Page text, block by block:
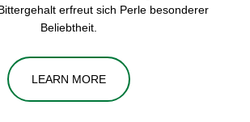
erfreut sich Perle besonderer
Beliebtheit.
LEARN MORE